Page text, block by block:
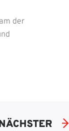
der